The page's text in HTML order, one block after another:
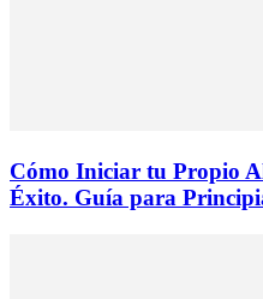
Cómo Iniciar tu Propio
Éxito. Guía para